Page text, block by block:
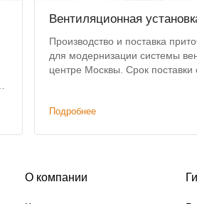
Вентиляционная
Производство и поставка
для модернизации системы
центре Москвы. Срок
Подробнее
О компании